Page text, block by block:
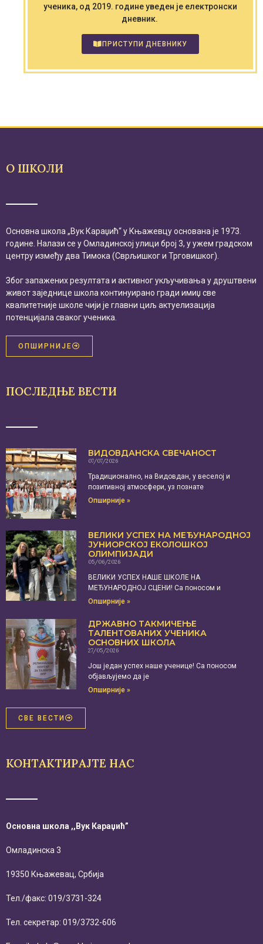
ученика, од 2019. године уведен је електронски
дневник.
ПРИСТУПИ ДНЕВНИКУ
О ШКОЛИ
Основна школа „Вук Караџић“ у Књажевцу основана је 1973.
године. Налази се у Омладинској улици број 3, у ужем градском
центру између два Тимока (Сврљишког и Трговишког).
Због запажених резултата и активног укључивања у друштвени
живот заједнице школа континуирано гради имиџ све
квалитетније школе чији је главни циљ актуелизација
потенцијала сваког ученика.
ОПШИРНИЈЕ
ПОСЛЕДЊЕ ВЕСТИ
ВИДОВДАНСКА СВЕЧАНОСТ
07/07/2026
Традиционално, на Видовдан, у веселој и
позитивној атмосфери, уз познате
Опширније »
ВЕЛИКИ УСПЕХ НА МЕЂУНАРОДНОЈ
ЈУНИОРСКОЈ ЕКОЛОШКОЈ
ОЛИМПИЈАДИ
05/06/2026
ВЕЛИКИ УСПЕХ НАШЕ ШКОЛЕ НА
МЕЂУНАРОДНОЈ СЦЕНИ! Са поносом и
Опширније »
ДРЖАВНО ТАКМИЧЕЊЕ
ТАЛЕНТОВАНИХ УЧЕНИКА
ОСНОВНИХ ШКОЛА
27/05/2026
Још један успех наше ученице! Са поносом
објављујемо да је
Опширније »
СВЕ ВЕСТИ
КОНТАКТИРАЈТЕ НАС
Основна школа ,,Вук Караџић”
Омладинска 3
19350 Књажевац, Србија
Тел./факс: 019/3731-324
Тел. секретар: 019/3732-606